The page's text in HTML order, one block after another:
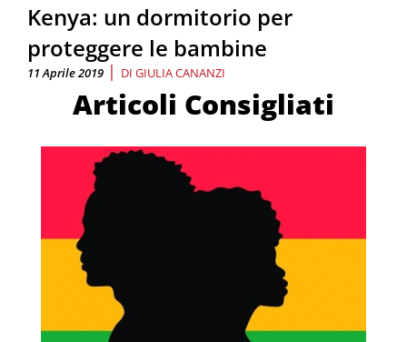
Kenya: un dormitorio per
proteggere le bambine
11 Aprile 2019 | DI GIULIA CANANZI
Articoli Consigliati